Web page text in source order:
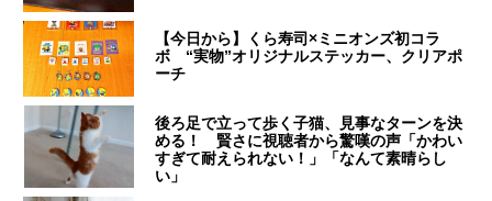
【今日から】くら寿司×ミニオンズ初コラ
ボ “実物”オリジナルステッカー、クリアポ
ーチ
後ろ足で立って歩く子猫、見事なターンを決
める！ 賢さに視聴者から驚嘆の声「かわい
すぎて耐えられない！」「なんて素晴らし
い」